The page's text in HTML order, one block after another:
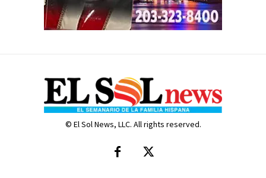
© El Sol News, LLC. All rights reserved.